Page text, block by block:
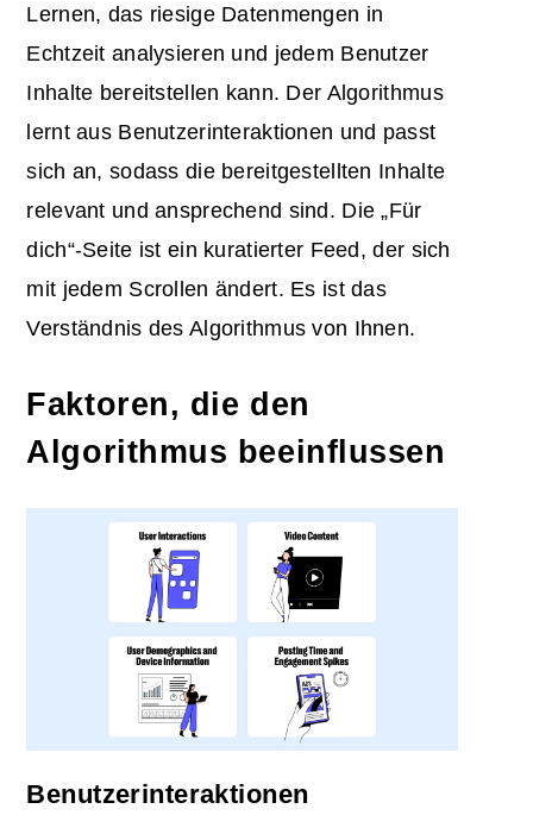
Lernen, das riesige Datenmengen in
Echtzeit analysieren und jedem Benutzer
Inhalte bereitstellen kann. Der Algorithmus
lernt aus Benutzerinteraktionen und passt
sich an, sodass die bereitgestellten Inhalte
relevant und ansprechend sind. Die „Für
dich“-Seite ist ein kuratierter Feed, der sich
mit jedem Scrollen ändert. Es ist das
Verständnis des Algorithmus von Ihnen.
Faktoren, die den
Algorithmus beeinflussen
Benutzerinteraktionen